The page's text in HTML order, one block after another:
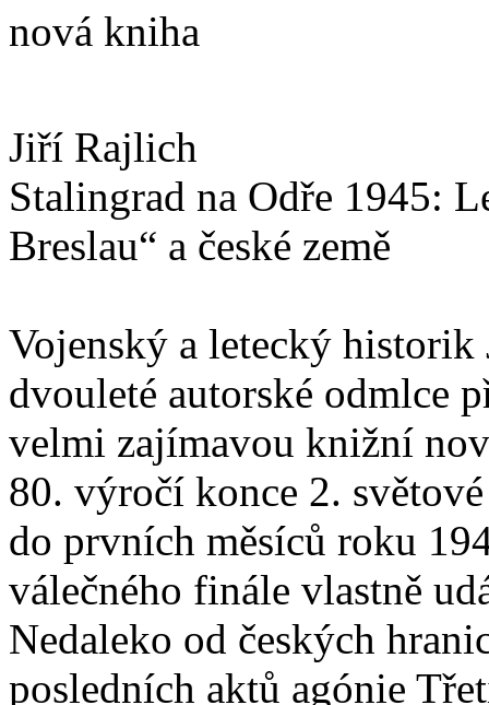
nová kniha
Jiří Rajlich
Stalingrad na Odře 1945:
Breslau“ a české země
Vojenský a letecký
dvouleté autorské odmlce
velmi zajímavou knižní
80. výročí konce 2.
do prvních měsíců roku
válečného finále vlastně
Nedaleko od českých
posledních aktů agónie